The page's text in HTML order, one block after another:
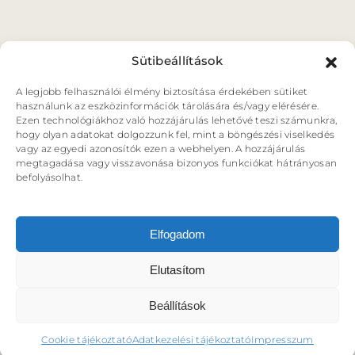
Sütibeállítások
A legjobb felhasználói élmény biztosítása érdekében sütiket
használunk az eszközinformációk tárolására és/vagy elérésére.
Ezen technológiákhoz való hozzájárulás lehetővé teszi számunkra,
hogy olyan adatokat dolgozzunk fel, mint a böngészési viselkedés
vagy az egyedi azonosítók ezen a webhelyen. A hozzájárulás
megtagadása vagy visszavonása bizonyos funkciókat hátrányosan
befolyásolhat.
Elfogadom
Elutasítom
Beállítások
Cookie tájékoztatóAdatkezelési tájékoztatóImpresszum